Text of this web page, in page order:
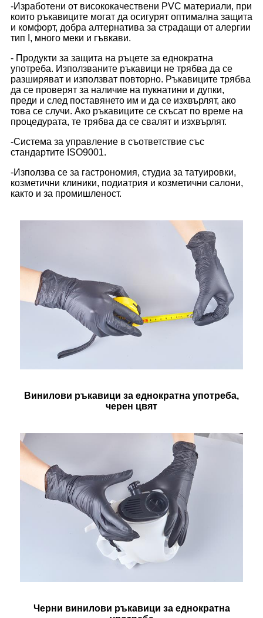
-Изработени от висококачествени PVC материали, при
които ръкавиците могат да осигурят оптимална защита
и комфорт, добра алтернатива за страдащи от алергии
тип I, много меки и гъвкави.
- Продукти за защита на ръцете за еднократна
употреба. Използваните ръкавици не трябва да се
разширяват и използват повторно. Ръкавиците трябва
да се проверят за наличие на пукнатини и дупки,
преди и след поставянето им и да се изхвърлят, ако
това се случи. Ако ръкавиците се скъсат по време на
процедурата, те трябва да се свалят и изхвърлят.
-Система за управление в съответствие със
стандартите ISO9001.
-Използва се за гастрономия, студиа за татуировки,
козметични клиники, подиатрия и козметични салони,
както и за промишленост.
Винилови ръкавици за еднократна употреба,
черен цвят
Черни винилови ръкавици за еднократна